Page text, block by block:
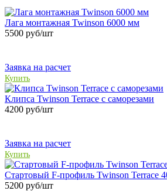
Лага монтажная Twinson 6000 мм
5500 руб/шт
Заявка на расчет
Купить
Клипса Twinson Terrace с саморезами
4200 руб/шт
Заявка на расчет
Купить
Стартовый F-профиль Twinson Terrace
5200 руб/шт